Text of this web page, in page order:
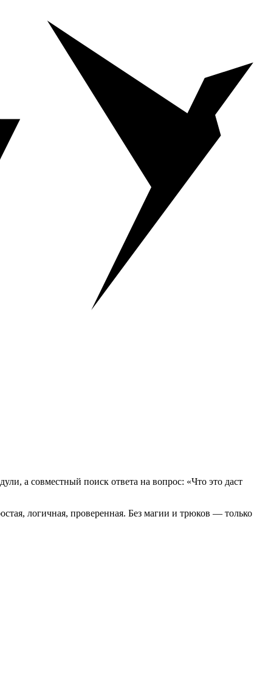
а совместный поиск ответа на вопрос: «Что это даст
логичная, проверенная. Без магии и трюков — только